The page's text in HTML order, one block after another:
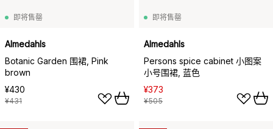
即将售罄
Almedahls
Botanic Garden 围裙, Pink
brown
¥430
¥431
即将售罄
Almedahls
Persons spice cabinet 小图案
小号围裙, 蓝色
¥373
¥505